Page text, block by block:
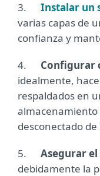
3. Instalar un
varias capas de
confianza y
4. Configurar
idealmente,
respaldados en
desconectado
5. Asegurar
debidamente la